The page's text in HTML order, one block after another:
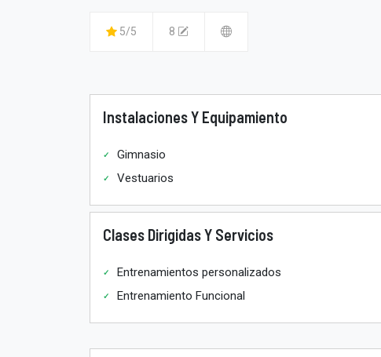
5/5 8
Instalaciones Y Equipamiento
Gimnasio
Vestuarios
Clases Dirigidas Y Servicios
Entrenamientos personalizados
Entrenamiento Funcional